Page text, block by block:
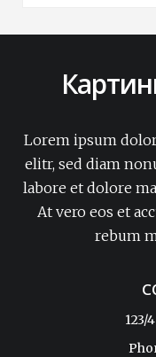
Lorem ipsum
elitr, sed diam
labore et dolore
At vero eos et
rebum
123/